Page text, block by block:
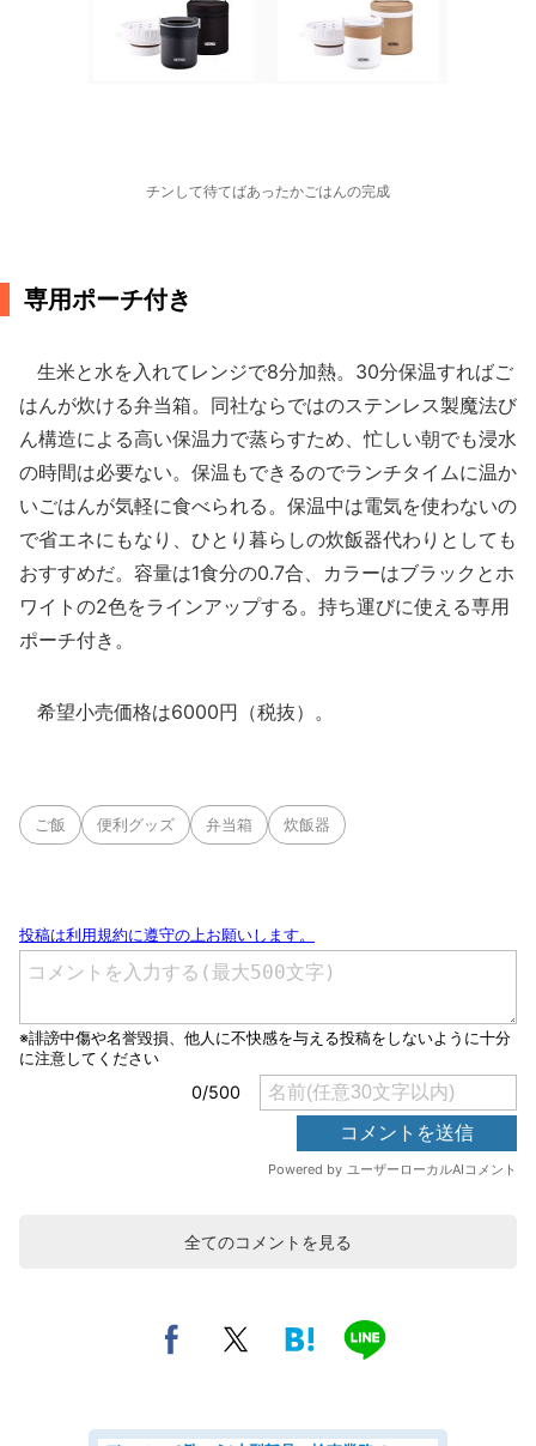
チンして待てばあったかごはんの完成
専用ポーチ付き
生米と水を入れてレンジで8分加熱。30分保温すればご
はんが炊ける弁当箱。同社ならではのステンレス製魔法び
ん構造による高い保温力で蒸らすため、忙しい朝でも浸水
の時間は必要ない。保温もできるのでランチタイムに温か
いごはんが気軽に食べられる。保温中は電気を使わないの
で省エネにもなり、ひとり暮らしの炊飯器代わりとしても
おすすめだ。容量は1食分の0.7合、カラーはブラックとホ
ワイトの2色をラインアップする。持ち運びに使える専用
ポーチ付き。
希望小売価格は6000円（税抜）。
ご飯 便利グッズ 弁当箱 炊飯器
全てのコメントを見る